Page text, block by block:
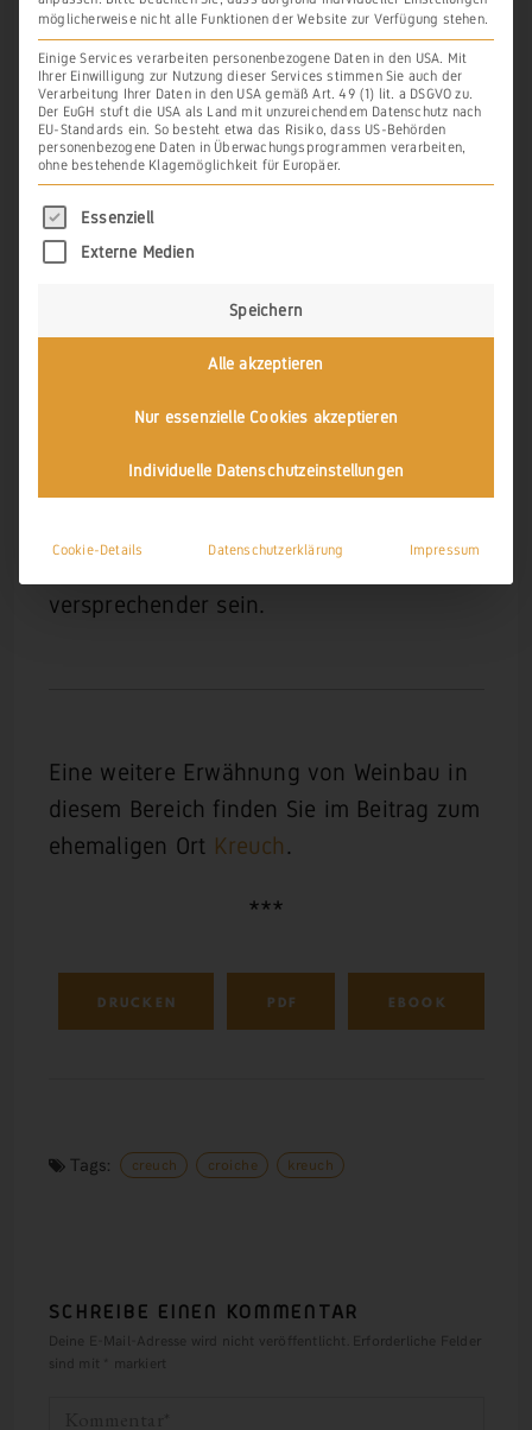
Waßirstobenist heute nicht mehr
bekannt. Allerdings darf davon
ausgegangen werden, dass er in
Ortsnähe am Südhang zur Lahn oder an
einer Süd-Südwesthanglage im westlich
des Ortes gelegenen Elbbachtal lag. Auch
die weitere Angabe
keine genauere Bestimmung der Lage
der heutigen, intensiven Bebauung selbst
keine Hinweise auf mittelalterlichen
Weinbau mehr erlaubt, könnte eine
versprechender sein.
Eine weitere Erwähnung von Weinbau in
diesem Bereich finden Sie im Beitrag zum
ehemaligen Ort Kreuch .
***
DRUCKEN PDF EBOOK
Tags: creuch croiche kreuch
SCHREIBE EINEN KOMMENTAR
Deine E-Mail-Adresse wird nicht veröffentlicht.
Erforderliche Felder
sind mit
markiert
möglicherweise nicht alle Funktionen der Website zur Verfügung stehen.
Einige Services verarbeiten personenbezogene Daten in den USA. Mit
Ihrer Einwilligung zur Nutzung dieser Services stimmen Sie auch der
Verarbeitung Ihrer Daten in den USA gemäß Art. 49 (1) lit. a DSGVO zu.
Der EuGH stuft die USA als Land mit unzureichendem Datenschutz nach
EU-Standards ein. So besteht etwa das Risiko, dass US-Behörden
personenbezogene Daten in Überwachungsprogrammen verarbeiten,
ohne bestehende Klagemöglichkeit für Europäer.
Es folgt eine Liste der Service-Gruppen, für
Essenziell
Externe Medien
Speichern
Alle akzeptieren
Nur essenzielle Cookies akzeptieren
Individuelle Datenschutzeinstellungen
Cookie-Details Datenschutzerklärung Impressum